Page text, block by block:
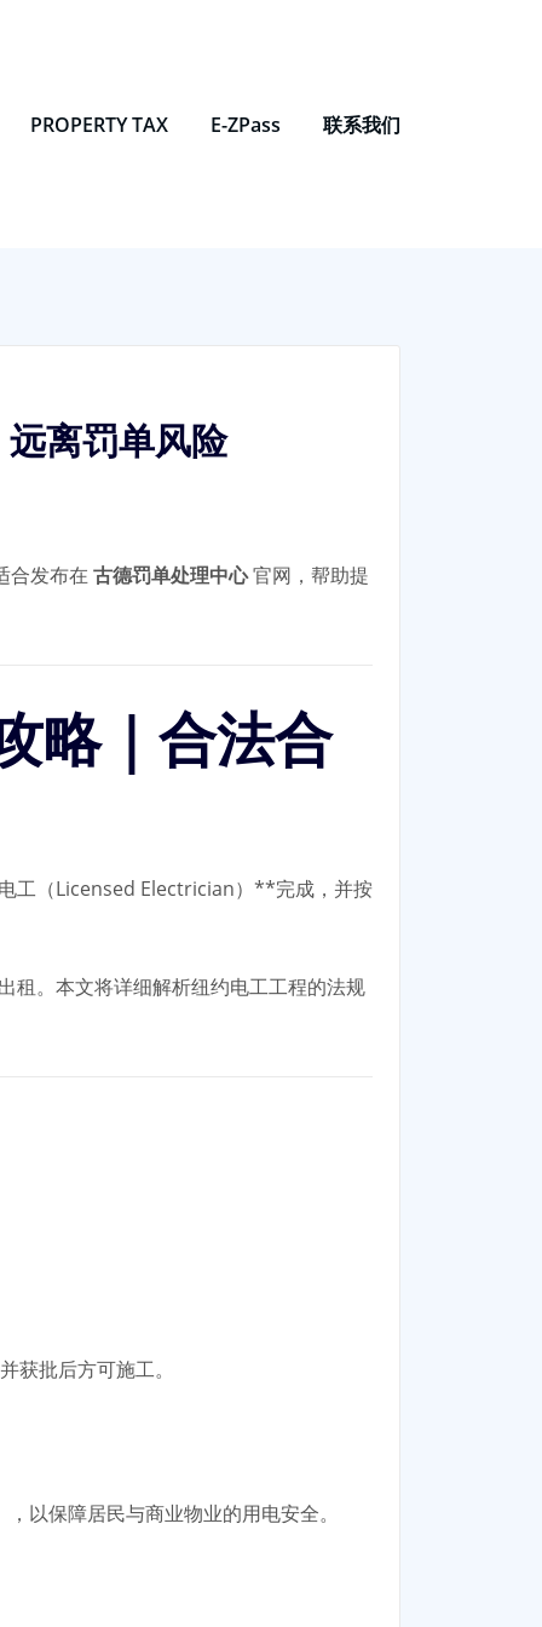
PROPERTY TAX E-ZPass 联系我们
离罚单风险
合发布在 古德罚单处理中心官网，帮助提
略｜合法合
工（Licensed Electrician）**完成，并按
租。本文将详细解析纽约电工工程的法规
获批后方可施工。
以保障居民与商业物业的用电安全。